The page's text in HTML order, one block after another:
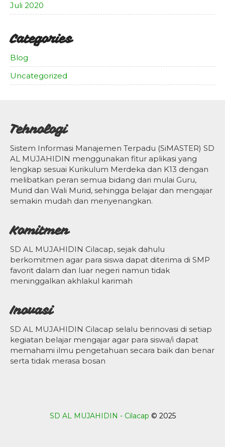
Juli 2020
Categories
Blog
Uncategorized
Tehnologi
Sistem Informasi Manajemen Terpadu (SiMASTER) SD
AL MUJAHIDIN menggunakan fitur aplikasi yang
lengkap sesuai Kurikulum Merdeka dan K13 dengan
melibatkan peran semua bidang dari mulai Guru,
Murid dan Wali Murid, sehingga belajar dan mengajar
semakin mudah dan menyenangkan.
Komitmen
SD AL MUJAHIDIN Cilacap, sejak dahulu
berkomitmen agar para siswa dapat diterima di SMP
favorit dalam dan luar negeri namun tidak
meninggalkan akhlakul karimah
Inovasi
SD AL MUJAHIDIN Cilacap selalu berinovasi di setiap
kegiatan belajar mengajar agar para siswa/i dapat
memahami ilmu pengetahuan secara baik dan benar
serta tidak merasa bosan
SD AL MUJAHIDIN - Cilacap © 2025